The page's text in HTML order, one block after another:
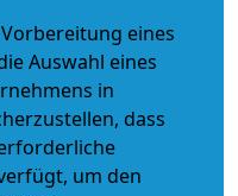
eines
Auswahl eines
in
dass
um den